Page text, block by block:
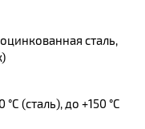
сталь,
(сталь), до +150 °C